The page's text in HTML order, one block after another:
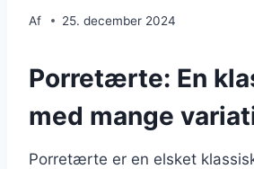
Af 25. december 2024
Porretærte: En
med mange
Porretærte er en elsket